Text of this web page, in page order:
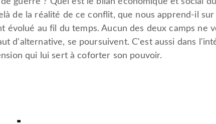
de la réalité de ce conflit, que nous apprend-il
évolué au fil du temps. Aucun des deux camps ne
d'alternative, se poursuivent. C'est aussi dans
qui lui sert à coforter son pouvoir.